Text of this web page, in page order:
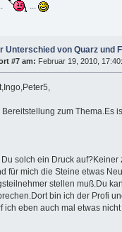
...
Unterschied von Quarz und
#7 am: Februar 19, 2010,
zum Thema.Es
solch ein Druck
für mich die Steine etwas
stellen muß.Du
bin ich der Profi
ich eben auch mal etwas